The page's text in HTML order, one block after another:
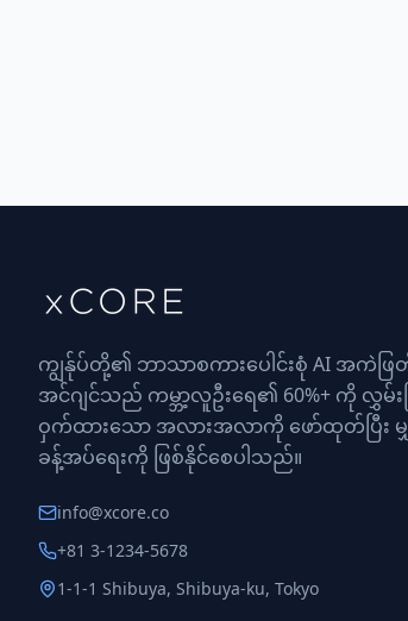
ကျွန်ုပ်တို့၏ ဘာသာစကားပေါင်းစုံ AI အကဲဖြ
အင်ဂျင်သည် ကမ္ဘာ့လူဦးရေ၏ 60%+ ကို လွှမ်
ဝှက်ထားသော အလားအလာကို ဖော်ထုတ်ပြီး
ခန့်အပ်ရေးကို ဖြစ်နိုင်စေပါသည်။
info@xcore.co
+81 3-1234-5678
1-1-1 Shibuya, Shibuya-ku, Tokyo